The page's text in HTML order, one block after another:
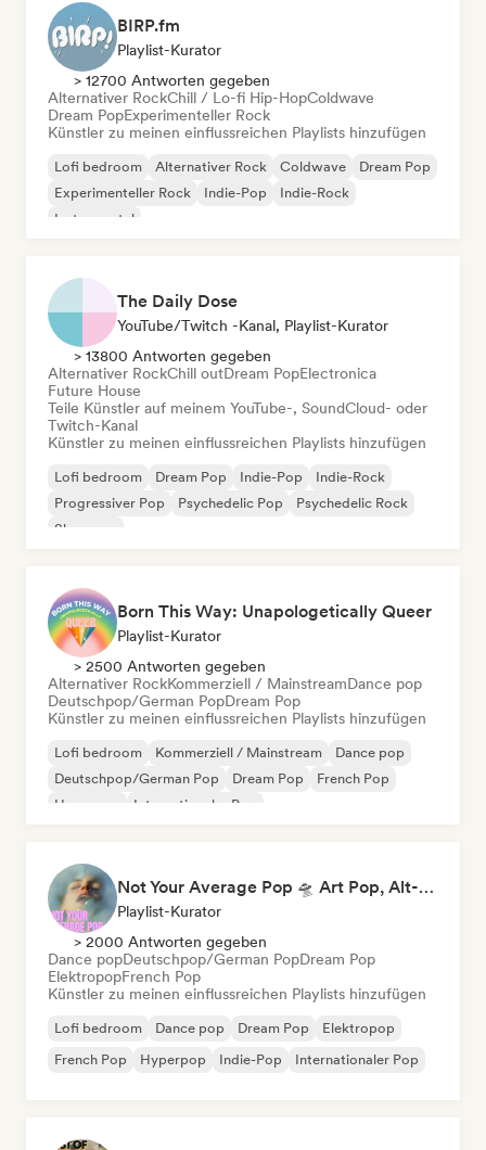
BIRP.fm
Playlist-Kurator
> 12700 Antworten gegeben
Alternativer RockChill / Lo-fi Hip-HopColdwave
Dream PopExperimenteller Rock
Künstler zu meinen einflussreichen Playlists hinzufügen
Lofi bedroom Alternativer Rock Coldwave
Dream Pop
Experimenteller Rock
Indie-Pop
Indie-Rock
Instrumental
The Daily Dose
YouTube/Twitch -Kanal, Playlist-Kurator
> 13800 Antworten gegeben
Alternativer RockChill outDream PopElectronica
Future House
Teile Künstler auf meinem YouTube-, SoundCloud- oder
Twitch-Kanal
Künstler zu meinen einflussreichen Playlists hinzufügen
Lofi bedroom Dream Pop Indie-Pop
Indie-Rock
Progressiver Pop
Psychedelic Pop
Psychedelic Rock
Shoegaze
Born This Way: Unapologetically Queer
Playlist-Kurator
> 2500 Antworten gegeben
Alternativer RockKommerziell / MainstreamDance pop
Deutschpop/German PopDream Pop
Künstler zu meinen einflussreichen Playlists hinzufügen
Lofi bedroom Kommerziell / Mainstream
Dance pop
Deutschpop/German Pop
Dream Pop
French Pop
Hyperpop
Internationaler Pop
Not Your Average Pop 🛸 Art Pop, Alt-Pop & Indie Pop
Playlist-Kurator
> 2000 Antworten gegeben
Dance popDeutschpop/German PopDream Pop
ElektropopFrench Pop
Künstler zu meinen einflussreichen Playlists hinzufügen
Lofi bedroom Dance pop Dream Pop
Elektropop
French Pop
Hyperpop Indie-Pop Internationaler Pop